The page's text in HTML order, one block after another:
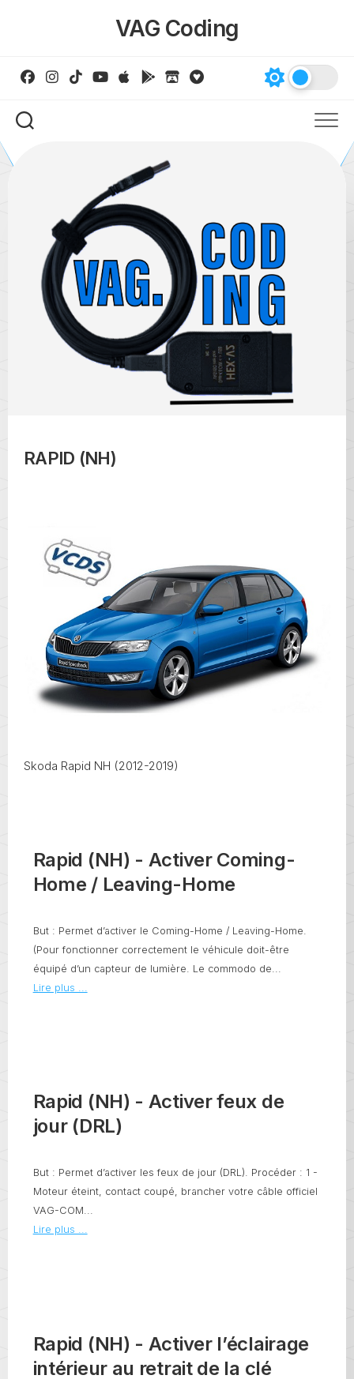
VAG Coding
RAPID (NH)
Skoda Rapid NH (2012-2019)
Rapid (NH) - Activer Coming-
Home / Leaving-Home
But : Permet d’activer le Coming-Home / Leaving-Home.
(Pour fonctionner correctement le véhicule doit-être
équipé d’un capteur de lumière. Le commodo de...
Lire plus ...
Rapid (NH) - Activer feux de
jour (DRL)
But : Permet d’activer les feux de jour (DRL). Procéder : 1 -
Moteur éteint, contact coupé, brancher votre câble officiel
VAG-COM...
Lire plus ...
Rapid (NH) - Activer l’éclairage
intérieur au retrait de la clé